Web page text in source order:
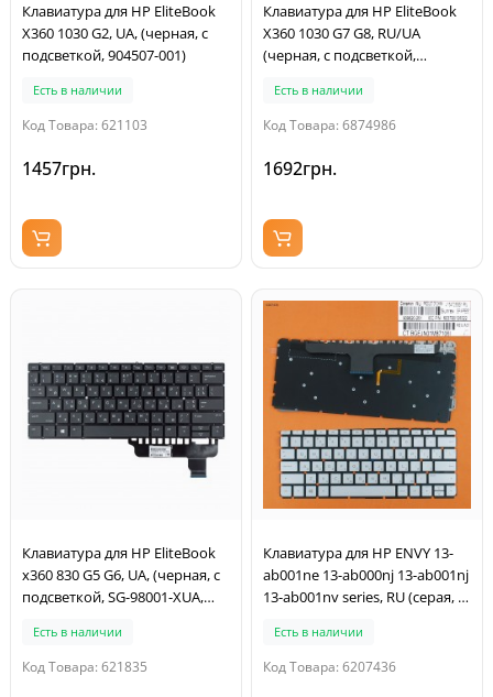
Клавиатура для HP EliteBook
X360 1030 G2, UA, (черная, с
подсветкой, 904507-001)
Есть в наличии
Код Товара: 621103
1457грн.
Клавиатура для HP EliteBook
X360 1030 G7 G8, RU/UA
(черная, с подсветкой,
Есть в наличии
Код Товара: 6874986
1692грн.
Клавиатура для HP EliteBook
x360 830 G5 G6, UA, (черная, с
подсветкой, SG-98001-XUA,
Original)
Есть в наличии
Код Товара: 621835
Клавиатура для HP ENVY 13-
ab001ne 13-ab000nj 13-ab001nj
13-ab001nv series, RU (серая, с
Есть в наличии
Код Товара: 6207436